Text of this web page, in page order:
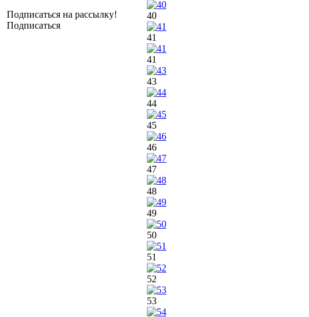
Подписаться на рассылку!
Подписаться
40
41
41
43
44
45
46
47
48
49
50
51
52
53